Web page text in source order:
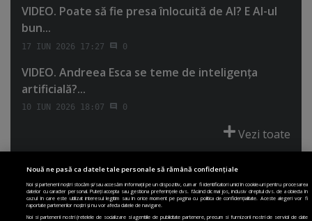
VIDEO. Poate să fie presa înlocuită de AI? E AI-ul
bun...
17 IUN 2026 17:27 0
VIDEO. Andreea Esca se teme de inteligenţa
artificială?...
10 IUN 2026 18:07 0
Vezi toate
PRIMA PAGINĂ
POLITICA DE COLECTARE ACORD COOKIE
Nouă ne pasă ca datele tale personale să rămână confidențiale
Noi și partenerii noștri stocăm și/sau accesăm informații pe un dispozitiv, cum ar fi identificatori unici în cookie-uri pentru procesarea
datelor cu caracter personal. Puteți accepta sau gestiona preferințele dvs. făcând clic mai jos, inclusiv dreptul dvs. de a obiecta în
cazul în care este utilizat interesul legitim sau în orice moment pe pagina cu politica de confidențialitate. Aceste alegeri vor fi
raportate partenerilor noștri și nu vor afecta datele de navigare.
Noi si partenerii nostri (retelele de socializare si agentiile de publicitate partenere, precum si furnizorii nostri de servicii de date